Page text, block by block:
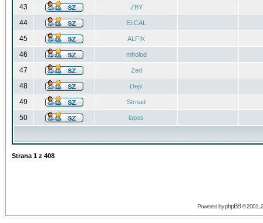
43 ZBY
44 ELCAL
45 ALFIK
46 mholod
47 Zed
48 Dejv
49 Strnad
50 lapos
Strana 1 z 408
Powered byphpBB© 2001,